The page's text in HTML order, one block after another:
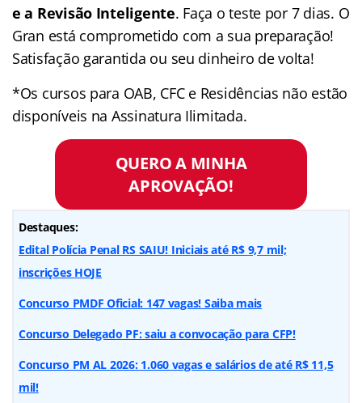
e a Revisão Inteligente. Faça o teste por 7 dias. O
Gran está comprometido com a sua preparação!
Satisfação garantida ou seu dinheiro de volta!
*Os cursos para OAB, CFC e Residências não estão
disponíveis na Assinatura Ilimitada.
QUERO A MINHA
APROVAÇÃO!
Destaques:
Edital Polícia Penal RS SAIU! Iniciais até R$ 9,7 mil;
inscrições HOJE
Concurso PMDF Oficial: 147 vagas! Saiba mais
Concurso Delegado PF: saiu a convocação para CFP!
Concurso PM AL 2026: 1.060 vagas e salários de até R$ 11,5
mil!